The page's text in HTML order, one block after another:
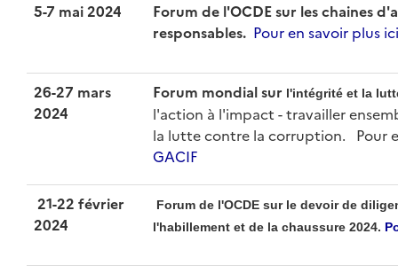
5-7 mai 2024
Forum de l'OCDE sur les chaines
responsables. Pour en savoir plus ici
26-27 mars
2024
Forum mondial sur l'intégrité et la
l'action à l'impact - travailler
la lutte contre la corruption. Pour
GACIF
21-22 février
2024
Forum de l'OCDE sur le devoir de
l'habillement et de la chaussure 2024.